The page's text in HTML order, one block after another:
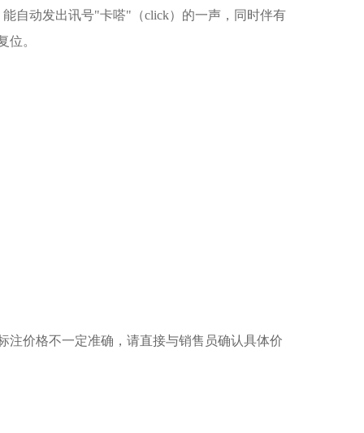
自动发出讯号"卡嗒"（click）的一声，同时伴有
位。
价格不一定准确，请直接与销售员确认具体价